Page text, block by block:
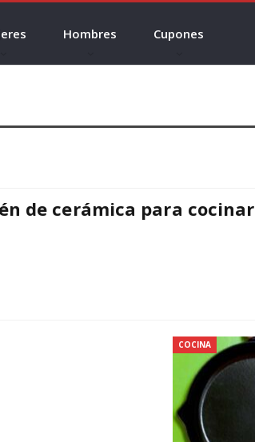
Hombres Cupones
de cerámica para cocinar
COCINA